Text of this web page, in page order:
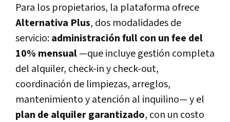
Para los propietarios, la plataforma ofrece
Alternativa Plus, dos modalidades de
servicio:administración full con un fee del
10% mensual—que incluye gestión completa
del alquiler, check-in y check-out,
coordinación de limpiezas, arreglos,
mantenimiento y atención al inquilino— y el
plan de alquiler garantizado, con un costo